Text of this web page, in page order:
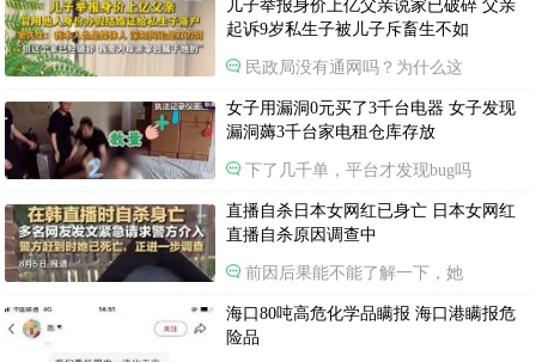
儿子举报身价上亿父亲说家已破碎 父亲
起诉9岁私生子被儿子斥畜生不如
民政局没有通网吗？为什么这
女子用漏洞0元买了3千台电器 女子发现
漏洞薅3千台家电租仓库存放
下了几千单，平台才发现bug吗
直播自杀日本女网红已身亡 日本女网红
直播自杀原因调查中
前因后果能不能了解一下，她
海口80吨高危化学品瞒报 海口港瞒报危
险品